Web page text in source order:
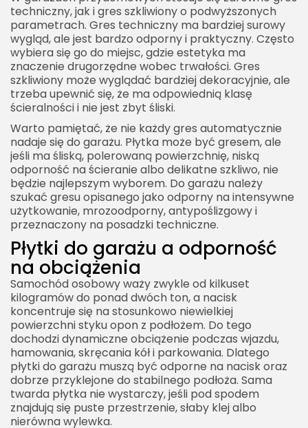
techniczny, jak i gres szkliwiony o podwyższonych
parametrach. Gres techniczny ma bardziej surowy
wygląd, ale jest bardzo odporny i praktyczny. Często
wybiera się go do miejsc, gdzie estetyka ma
znaczenie drugorzędne wobec trwałości. Gres
szkliwiony może wyglądać bardziej dekoracyjnie, ale
trzeba upewnić się, że ma odpowiednią klasę
ścieralności i nie jest zbyt śliski.
Warto pamiętać, że nie każdy gres automatycznie
nadaje się do garażu. Płytka może być gresem, ale
jeśli ma śliską, polerowaną powierzchnię, niską
odporność na ścieranie albo delikatne szkliwo, nie
będzie najlepszym wyborem. Do garażu należy
szukać gresu opisanego jako odporny na intensywne
użytkowanie, mrozoodporny, antypoślizgowy i
przeznaczony na posadzki techniczne.
Płytki do garażu a odporność
na obciążenia
Samochód osobowy waży zwykle od kilkuset
kilogramów do ponad dwóch ton, a nacisk
koncentruje się na stosunkowo niewielkiej
powierzchni styku opon z podłożem. Do tego
dochodzi dynamiczne obciążenie podczas wjazdu,
hamowania, skręcania kół i parkowania. Dlatego
płytki do garażu muszą być odporne na nacisk oraz
dobrze przyklejone do stabilnego podłoża. Sama
twarda płytka nie wystarczy, jeśli pod spodem
znajdują się puste przestrzenie, słaby klej albo
nierówna wylewka.